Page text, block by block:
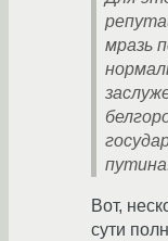
мразь
Вот,
сути